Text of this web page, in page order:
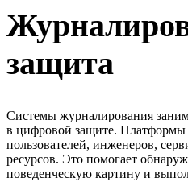
защита
Системы журналирования
в цифровой защите. Платформы
пользователей, инженеров,
ресурсов. Это помогает
поведенческую картину и